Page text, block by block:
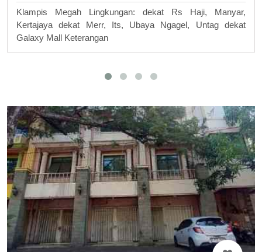
Klampis Megah Lingkungan: dekat Rs Haji, Manyar,
Kertajaya dekat Merr, Its, Ubaya Ngagel, Untag dekat
Galaxy Mall Keterangan